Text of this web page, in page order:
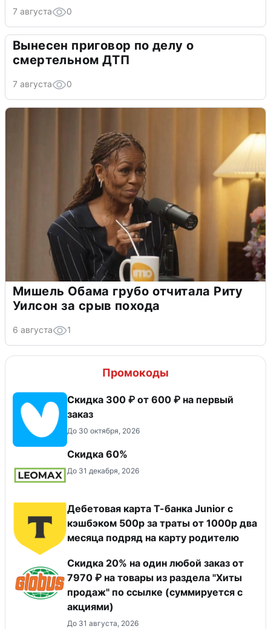
7 августа 0
Вынесен приговор по делу о
смертельном ДТП
7 августа 0
Мишель Обама грубо отчитала Риту
Уилсон за срыв похода
6 августа 1
Промокоды
Скидка 300 ₽ от 600 ₽ на первый
заказ
До 30 октября, 2026
Скидка 60%
До 31 декабря, 2026
Дебетовая карта Т-банка Junior с
кэшбэком 500р за траты от 1000р два
месяца подряд на карту родителю
Скидка 20% на один любой заказ от
7970 ₽ на товары из раздела "Хиты
продаж" по ссылке (суммируется с
акциями)
До 31 августа, 2026